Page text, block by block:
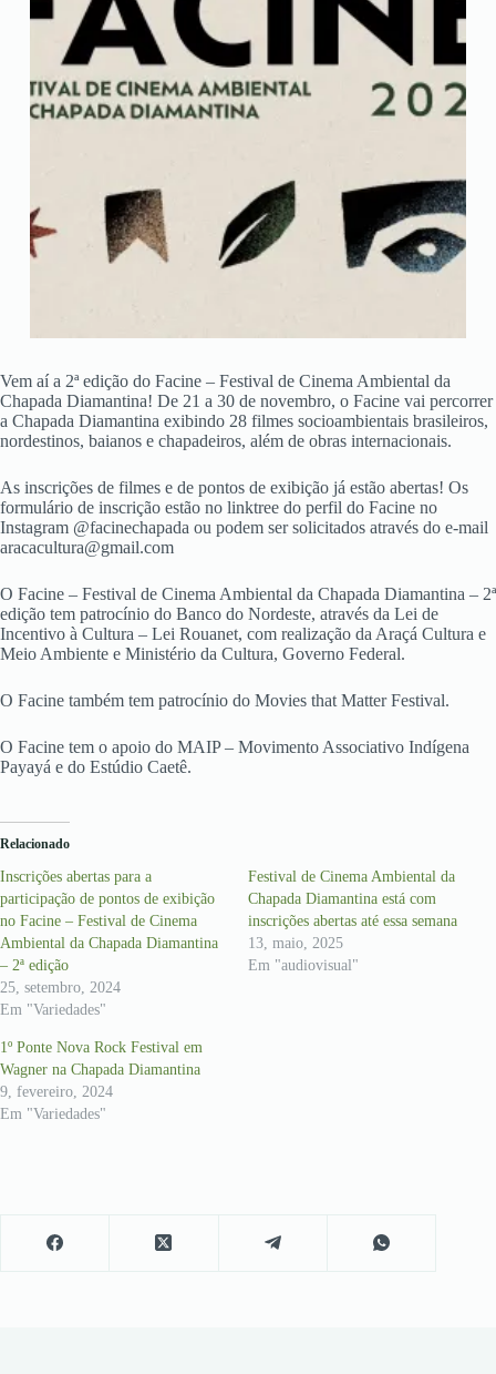
Vem aí a 2ª edição do Facine – Festival de Cinema Ambiental da
Chapada Diamantina! De 21 a 30 de novembro, o Facine vai percorrer
a Chapada Diamantina exibindo 28 filmes socioambientais brasileiros,
nordestinos, baianos e chapadeiros, além de obras internacionais.
As inscrições de filmes e de pontos de exibição já estão abertas! Os
formulário de inscrição estão no linktree do perfil do Facine no
Instagram @facinechapada ou podem ser solicitados através do e-mail
aracacultura@gmail.com
O Facine – Festival de Cinema Ambiental da Chapada Diamantina – 2ª
edição tem patrocínio do Banco do Nordeste, através da Lei de
Incentivo à Cultura – Lei Rouanet, com realização da Araçá Cultura e
Meio Ambiente e Ministério da Cultura, Governo Federal.
O Facine também tem patrocínio do Movies that Matter Festival.
O Facine tem o apoio do MAIP – Movimento Associativo Indígena
Payayá e do Estúdio Caetê.
Relacionado
Inscrições abertas para a
participação de pontos de exibição
no Facine – Festival de Cinema
Ambiental da Chapada Diamantina
– 2ª edição
25, setembro, 2024
Em "Variedades"
Festival de Cinema Ambiental da
Chapada Diamantina está com
inscrições abertas até essa semana
13, maio, 2025
Em "audiovisual"
1º Ponte Nova Rock Festival em
Wagner na Chapada Diamantina
9, fevereiro, 2024
Em "Variedades"